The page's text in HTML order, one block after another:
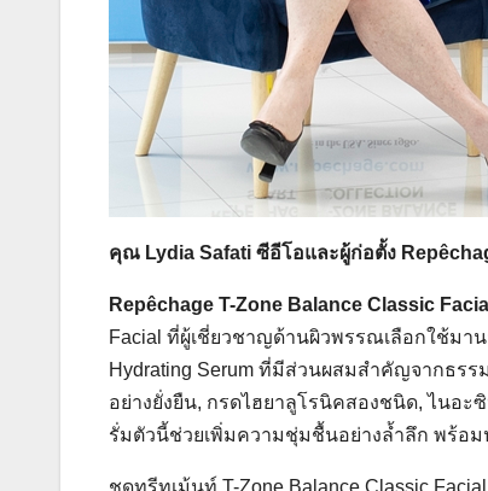
คุณ Lydia Safati ซีอีโอและผู้ก่อตั้ง
Repêchage T-Zone Balance Classic
Facial ที่ผู้เชี่ยวชาญด้านผิวพรรณเลือกใช้มา
Hydrating Serum ที่มีส่วนผสมสำคัญจากธรร
อย่างยั่งยืน, กรดไฮยาลูโรนิคสองชนิด, ไนอ
รั่มตัวนี้ช่วยเพิ่มความชุ่มชื้นอย่างล้ำลึก พร้อ
ชุดทรีทเม้นท์ T-Zone Balance Classic